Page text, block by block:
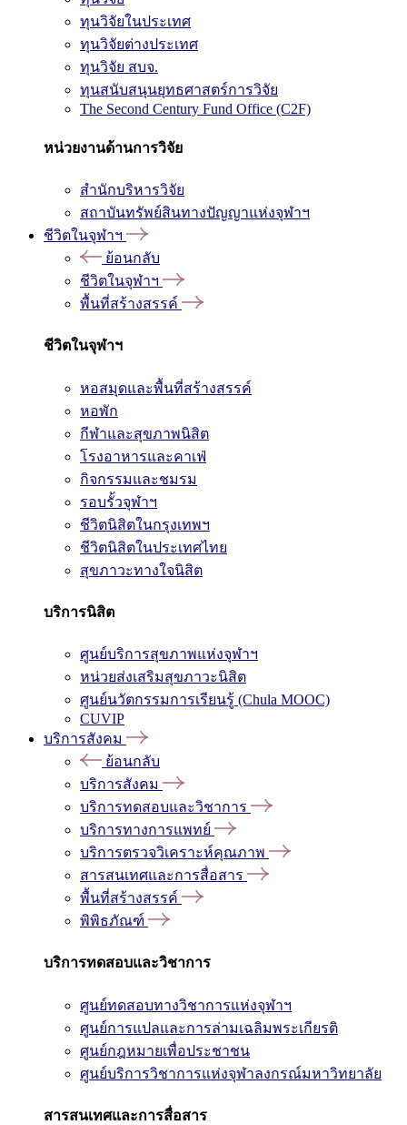
ทุนวิจัยในประเทศ
ทุนวิจัยต่างประเทศ
ทุนวิจัย สบจ.
ทุนสนับสนุนยุทธศาสตร์การวิจัย
The Second Century Fund Office (C2F)
หน่วยงานด้านการวิจัย
สำนักบริหารวิจัย
สถาบันทรัพย์สินทางปัญญาแห่งจุฬาฯ
ชีวิตในจุฬาฯ
ย้อนกลับ
ชีวิตในจุฬาฯ
พื้นที่สร้างสรรค์
ชีวิตในจุฬาฯ
หอสมุดและพื้นที่สร้างสรรค์
หอพัก
กีฬาและสุขภาพนิสิต
โรงอาหารและคาเฟ่
กิจกรรมและชมรม
รอบรั้วจุฬาฯ
ชีวิตนิสิตในกรุงเทพฯ
ชีวิตนิสิตในประเทศไทย
สุขภาวะทางใจนิสิต
บริการนิสิต
ศูนย์บริการสุขภาพแห่งจุฬาฯ
หน่วยส่งเสริมสุขภาวะนิสิต
ศูนย์นวัตกรรมการเรียนรู้ (Chula MOOC)
CUVIP
บริการสังคม
ย้อนกลับ
บริการสังคม
บริการทดสอบและวิชาการ
บริการทางการแพทย์
บริการตรวจวิเคราะห์คุณภาพ
สารสนเทศและการสื่อสาร
พื้นที่สร้างสรรค์
พิพิธภัณฑ์
บริการทดสอบและวิชาการ
ศูนย์ทดสอบทางวิชาการแห่งจุฬาฯ
ศูนย์การแปลและการล่ามเฉลิมพระเกียรติ
ศูนย์กฎหมายเพื่อประชาชน
ศูนย์บริการวิชาการแห่งจุฬาลงกรณ์มหาวิทยาลัย
สารสนเทศและการสื่อสาร